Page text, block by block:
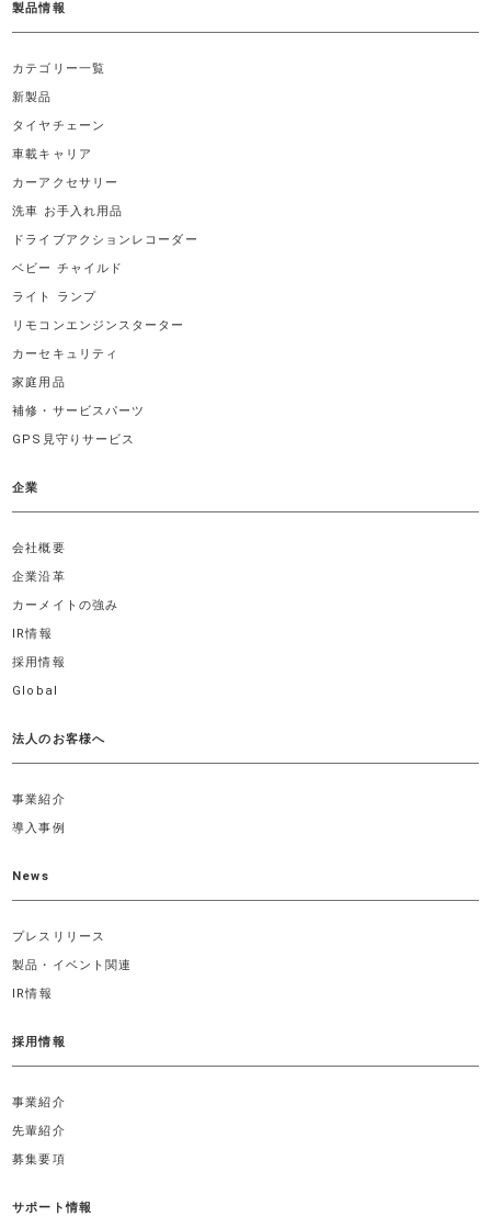
製品情報
カテゴリー一覧
新製品
タイヤチェーン
車載キャリア
カーアクセサリー
洗車 お手入れ用品
ドライブアクションレコーダー
ベビー チャイルド
ライト ランプ
リモコンエンジンスターター
カーセキュリティ
家庭用品
補修・サービスパーツ
GPS見守りサービス
企業
会社概要
企業沿革
カーメイトの強み
IR情報
採用情報
Global
法人のお客様へ
事業紹介
導入事例
News
プレスリリース
製品・イベント関連
IR情報
採用情報
事業紹介
先輩紹介
募集要項
サポート情報